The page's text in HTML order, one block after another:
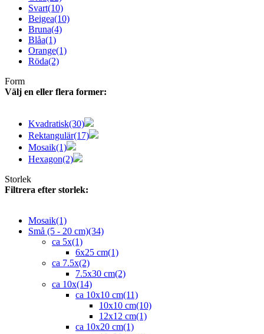
Svart(10)
Beigea(10)
Bruna(4)
Blåa(1)
Orange(1)
Röda(2)
Form
Välj en eller flera former:
Kvadratisk(30)
Rektangulär(17)
Mosaik(1)
Hexagon(2)
Storlek
Filtrera efter storlek:
Mosaik(1)
Små (5 - 20 cm)(34)
ca 5x(1)
6x25 cm(1)
ca 7.5x(2)
7.5x30 cm(2)
ca 10x(14)
ca 10x10 cm(11)
10x10 cm(10)
12x12 cm(1)
ca 10x20 cm(1)